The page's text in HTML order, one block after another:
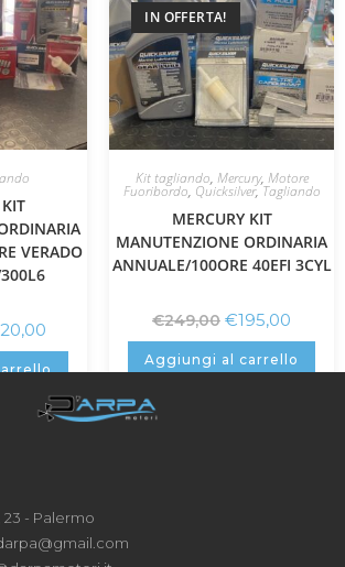
VERADO
IN OFFERTA!
Kit tagliando, Mercury, Motore
Fuoribordo, Quicksilver,Tagliando
MERCURY KIT
MANUTENZIONE ORDINARIA
ANNUALE/100ORE 40EFI 3CYL
€249,00 €195,00
Aggiungi al carrello
- Palermo